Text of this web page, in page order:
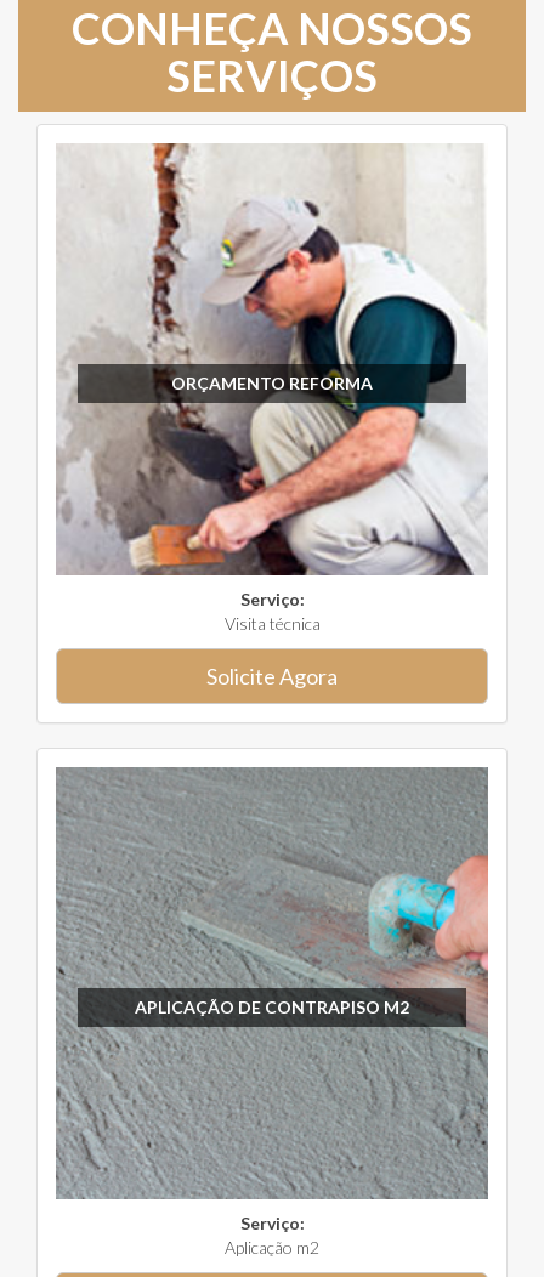
CONHEÇA NOSSOS
SERVIÇOS
ORÇAMENTO REFORMA
Serviço:
Visita técnica
Solicite Agora
APLICAÇÃO DE CONTRAPISO M2
Serviço:
Aplicação m2